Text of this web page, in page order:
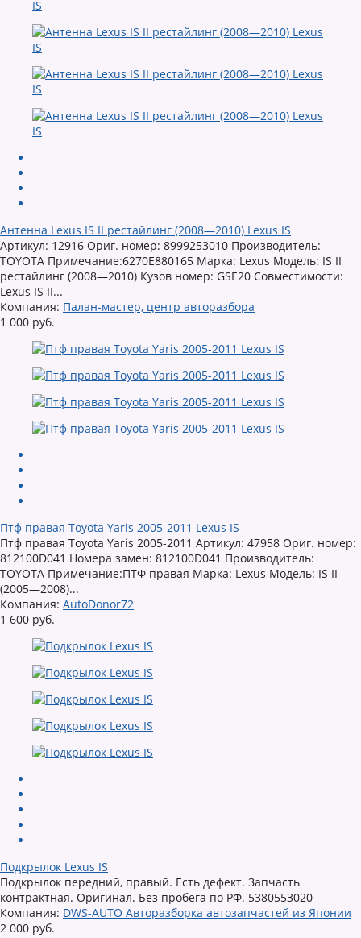
Антенна Lexus IS II рестайлинг (2008—2010) Lexus IS
Артикул: 12916 Ориг. номер: 8999253010 Производитель:
TOYOTA Примечание:6270E880165 Марка: Lexus Модель: IS II
рестайлинг (2008—2010) Кузов номер: GSE20 Совместимости:
Lexus IS II...
Компания: Палан-мастер, центр авторазбора
1 000 руб.
Птф правая Toyota Yaris 2005-2011 Lexus IS
Птф правая Toyota Yaris 2005-2011 Артикул: 47958 Ориг. номер:
812100D041 Номера замен: 812100D041 Производитель:
TOYOTA Примечание:ПТФ правая Марка: Lexus Модель: IS II
(2005—2008)...
Компания: AutoDonor72
1 600 руб.
Подкрылок Lexus IS
Подкрылок передний, правый. Есть дефект. Запчасть
контрактная. Оригинал. Без пробега по РФ. 5380553020
Компания: DWS-AUTO Авторазборка автозапчастей из Японии
2 000 руб.